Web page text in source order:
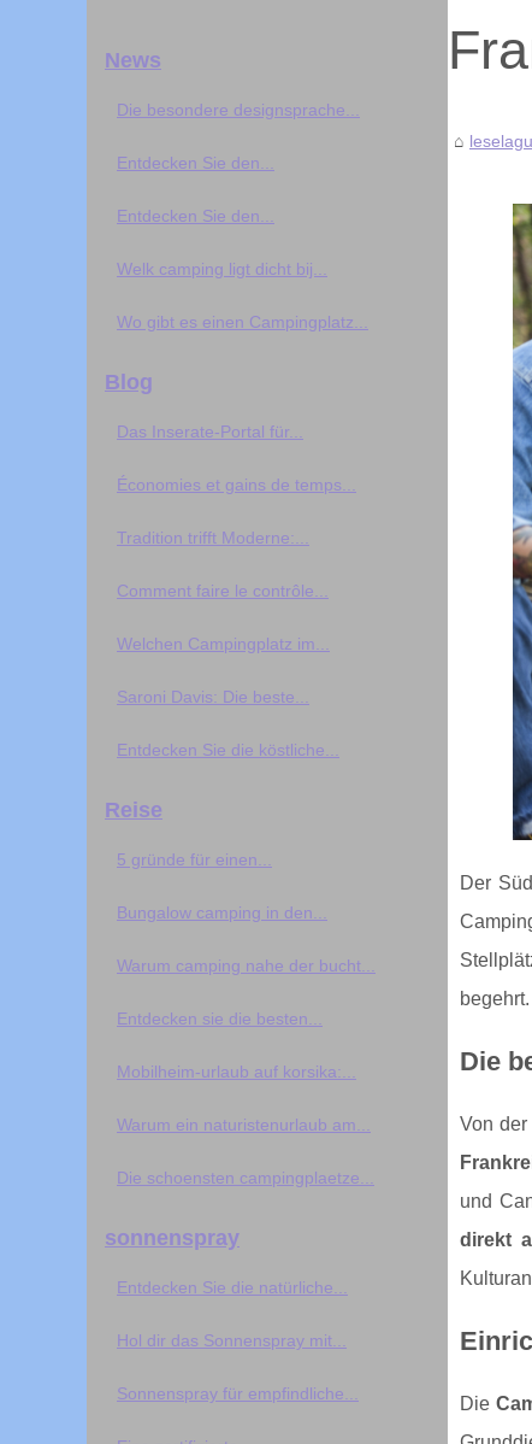
Der
Die
Von
und
direkt
Die
News
Die besondere designsprache...
Entdecken Sie den...
Entdecken Sie den...
Welk camping ligt dicht bij...
Wo gibt es einen Campingplatz...
Blog
Das Inserate‑Portal für...
Économies et gains de temps...
Tradition trifft Moderne:...
Comment faire le contrôle...
Welchen Campingplatz im...
Saroni Davis: Die beste...
Entdecken Sie die köstliche...
Reise
5 gründe für einen...
Bungalow camping in den...
Warum camping nahe der bucht...
Entdecken sie die besten...
Mobilheim-urlaub auf korsika:...
Warum ein naturistenurlaub am...
Die schoensten campingplaetze...
sonnenspray
Entdecken Sie die natürliche...
Hol dir das Sonnenspray mit...
Sonnenspray für empfindliche...